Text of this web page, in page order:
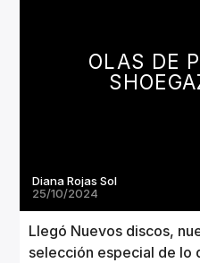
Invencible Radio
OLAS DE
Diana Rojas Sol
25/10/2024
Llegó Nuevos discos,
selección especial de lo